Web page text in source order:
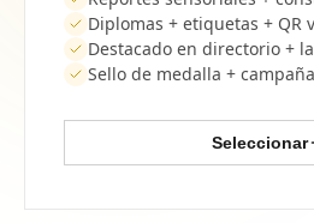
Diplomas + etiquetas + QR
Destacado en directorio +
Sello de medalla +
Seleccionar